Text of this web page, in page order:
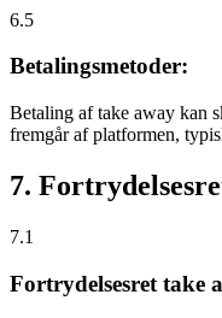
6.5
Betalingsmetoder:
Betaling af take away kan
fremgår af platformen,
7.
7.1
Fortrydelsesret take